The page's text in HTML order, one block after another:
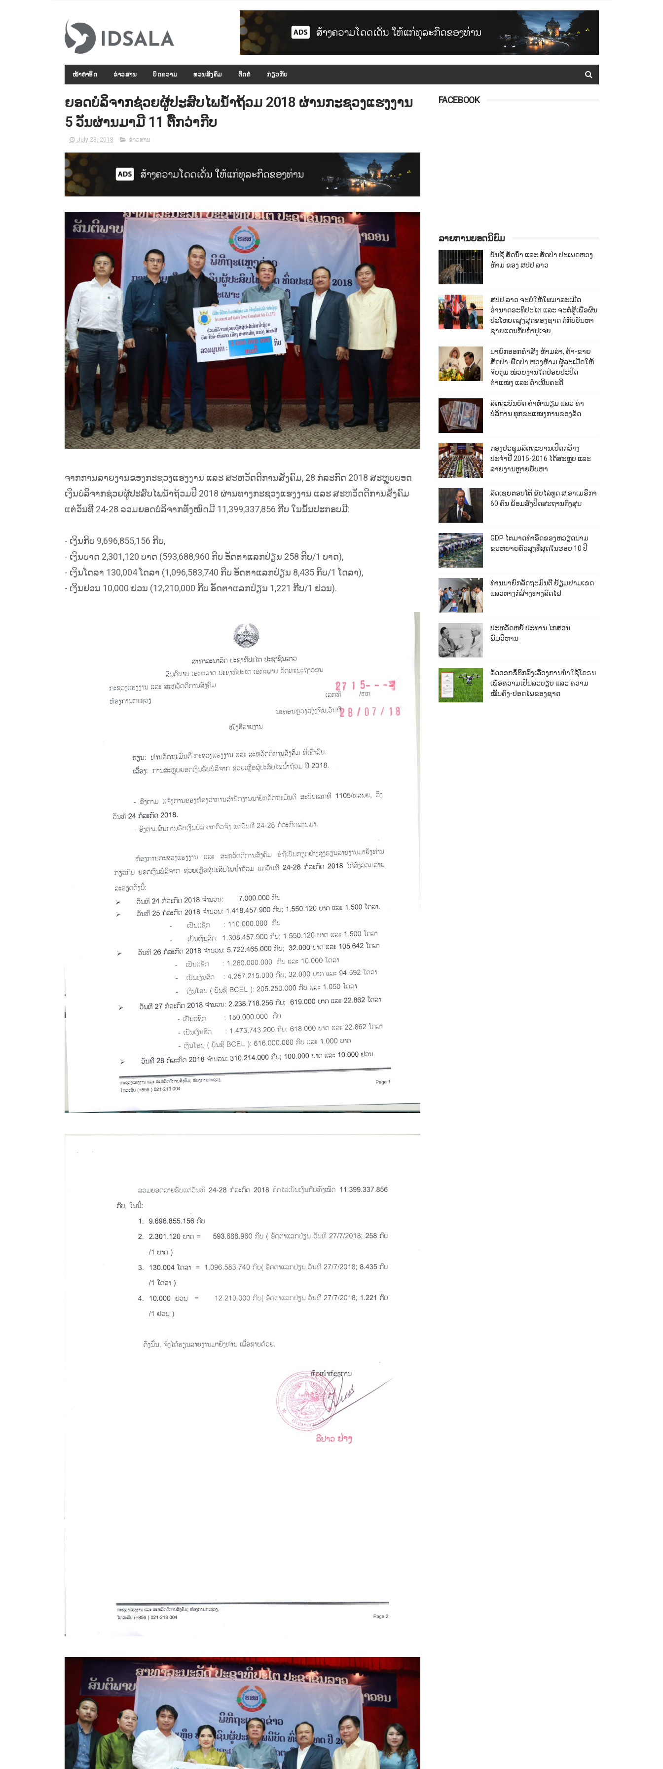
ໜ້າທຳອິດ ຂ່າວສານ ບົດຄວາມ ທວນສັງຄົມ ຕິດຕໍ່ ກ່ຽວກັບ
ຍອດບໍລິຈາກຊ່ວຍຜູ້ປະສົບໄພນ້ຳຖ້ວມ 2018 ຜ່ານກະຊວງແຮງງານ
5 ວັນຜ່ານມາມີ 11 ຕື້ກວ່າກີບ
July 28, 2018 ຂ່າວສານ
ຈາກການລາຍງານຂອງກະຊວງແຮງງານ ແລະ ສະຫວັດດີການສັງຄົມ, 28 ກໍລະກົດ 2018 ສະຫຼຸບຍອດ
ເງິນບໍລິຈາກຊ່ວຍຜູ້ປະສົບໄພນ້ຳຖ້ວມປີ 2018 ຜ່ານທາງກະຊວງແຮງງານ ແລະ ສະຫວັດດີການສັງຄົມ
ແຕ່ວັນທີ 24-28 ລວມຍອດບໍລິຈາກທັງໝົດມີ 11,399,337,856 ກີບ ໃນນັ້ນປະກອບມີ:
- ເງິນກີບ 9,696,855,156 ກີບ,
- ເງິນບາດ 2,301,120 ບາດ (593,688,960 ກີບ ອັດຕາແລກປ່ຽນ 258 ກີບ/1 ບາດ),
- ເງິນໂດລາ 130,004 ໂດລາ (1,096,583,740 ກີບ ອັດຕາແລກປ່ຽນ 8,435 ກີບ/1 ໂດລາ),
- ເງິນຢວນ 10,000 ຢວນ (12,210,000 ກີບ ອັດຕາແລກປ່ຽນ 1,221 ກີບ/1 ຢວນ).
FACEBOOK
ລາຍການຍອດນິຍົມ
ບັນຊີ ສັດນ້ຳ ແລະ ສັດປ່າ ປະເພດຫວງ
ຫ້າມ ຂອງ ສປປ.ລາວ
ສປປ.ລາວ ຈະບໍ່ໃຫ້ໃຜມາລະເມີດ
ອຳນາດອະທິປະໄຕ ແລະ ຈະຕໍ່ສູ້ເພື່ອຜົນ
ປະໂຫຍດສູງສຸດຂອງຊາດ ຕໍ່ກັບບັນຫາ
ຊາຍແດນກັບກຳປູເຈຍ
ນາຍົກອອກຄຳສັ່ງ ຫ້າມລ່າ, ຄ້າ-ຂາຍ
ສັດປ່າ-ພືດປ່າ ຫວງຫ້າມ ຜູ້ລະເມີດໃຫ້
ຈັບກຸມ ໜ່ວຍງານໃດປ່ອຍປະປົດ
ຕຳແໜ່ງ ແລະ ດຳເນີນຄະດີ
ລັດຖະບັນຍັດ ຄ່າທຳນຽມ ແລະ ຄ່າ
ບໍລິການ ທຸກຂະແໜງການຂອງລັດ
ກອງປະຊຸມລັດຖະບານເປີດກວ້າງ
ປະຈຳປີ 2015-2016 ໄດ້ສະຫຼຸບ ແລະ
ລາຍງານຫຼາຍບັບຫາ
ລັດເຊຍຕອບໂຕ້ ຂັບໄລ່ທູດ ສ.ອາເມຣິກາ
60 ຄົນ ພ້ອມສັ່ງປິດສະຖານກົງສຸນ
GDP ໄຕມາດທຳອິດຂອງຫວຽດນາມ
ຂະຫຍາຍຕົວສູງທີ່ສຸດໃນຮອບ 10​ ປີ
ທ່ານນາຍົກລັດຖະມົນຕີ ຢ້ຽມຢາມເຂດ
ແລວທາງກໍ່ສ້າງທາງລົດໄຟ
ປະຫວັດຫຍໍ້ ປະທານ ໄກສອນ
ພົມວິຫານ
ລັດອອກຂໍ້ຕົກລົງເລື່ອງການນຳໃຊ້ໂດຣນ
ເພື່ອຄວາມເປັນລະບຽບ ແລະ ຄວາມ
ໝັ້ນຄົງ-ປອດໄພຂອງຊາດ